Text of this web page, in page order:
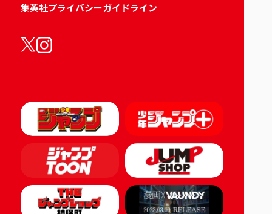
集英社プライバシーガイドライン